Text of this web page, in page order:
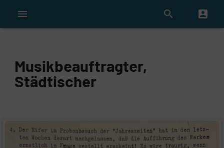
menu search account_box
Musikbeauftragter,
Städtischer